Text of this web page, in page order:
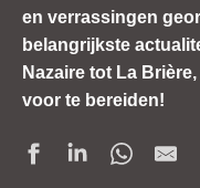
en verrassingen
belangrijkste
Nazaire tot La
voor te bereiden!